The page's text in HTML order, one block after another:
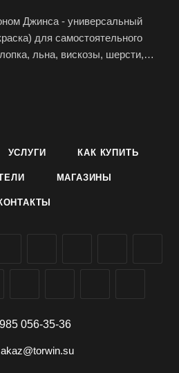
Джинса - универсальный
для самостоятельного
льна, вискозы, шерсти,
окрашиваемой ткани.
эконом можно получить только
УСЛУГИ КАК КУПИТЬ
МАГАЗИНЫ
056-35-36